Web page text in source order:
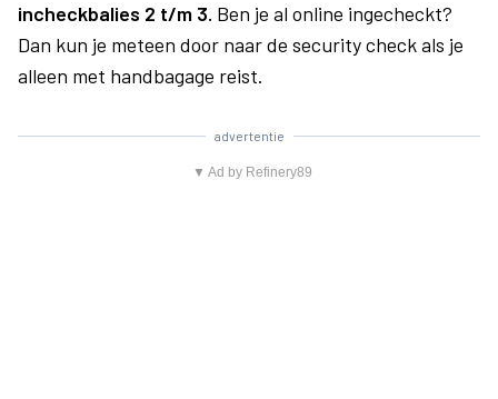
incheckbalies 2 t/m 3. Ben je al online ingecheckt?
Dan kun je meteen door naar de security check als je
alleen met handbagage reist.
advertentie
▼ Ad by Refinery89